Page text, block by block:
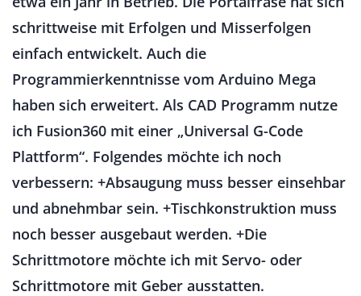
schrittweise mit Erfolgen und Misserfolgen
einfach entwickelt. Auch die
Programmierkenntnisse vom Arduino Mega
haben sich erweitert. Als CAD Programm nutze
ich Fusion360 mit einer „Universal G-Code
Plattform“. Folgendes möchte ich noch
verbessern: +Absaugung muss besser einsehbar
und abnehmbar sein. +Tischkonstruktion muss
noch besser ausgebaut werden. +Die
Schrittmotore möchte ich mit Servo- oder
Schrittmotore mit Geber ausstatten.